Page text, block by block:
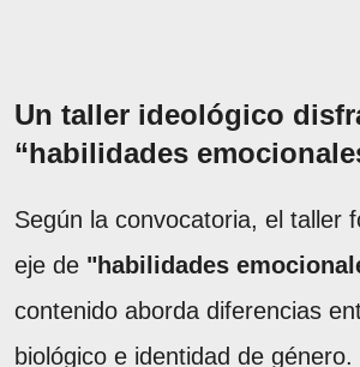
Un taller ideológico
“habilidades
Según la convocatoria, el taller
eje de "habilidades
contenido aborda diferencias
biológico e identidad de género.